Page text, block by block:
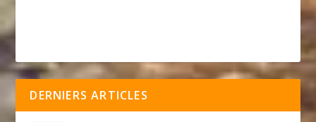
DERNIERS ARTICLES